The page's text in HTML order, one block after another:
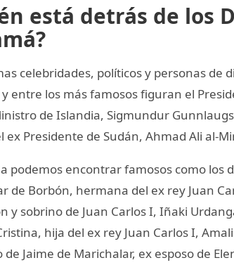
está detrás de los
celebridades, políticos y personas de
entre los más famosos figuran el
de Islandia, Sigmundur
ex Presidente de Sudán, Ahmad Ali al-
podemos encontrar famosos como los
de Borbón, hermana del ex rey Juan
y sobrino de Juan Carlos I, Iñaki
hija del ex rey Juan Carlos I,
Jaime de Marichalar, ex esposo de